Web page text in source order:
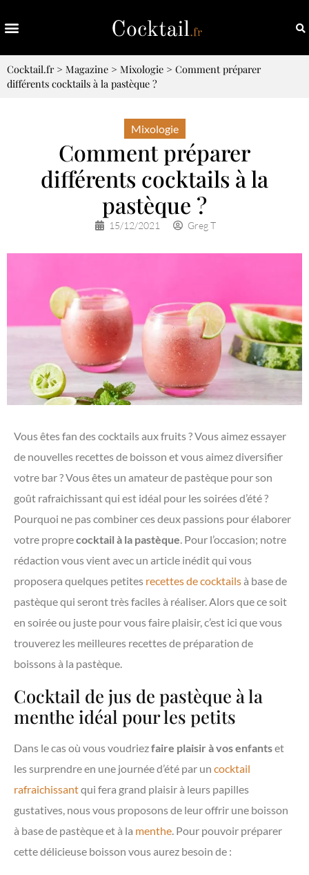
Cocktail.fr> Magazine > Mixologie > Comment préparer
différents cocktails à la pastèque ?
Mixologie
Comment préparer
différents cocktails à la
pastèque ?
15/12/2021 Greg T
Vous êtes fan des cocktails aux fruits ? Vous aimez essayer
de nouvelles recettes de boisson et vous aimez diversifier
votre bar ? Vous êtes un amateur de pastèque pour son
goût rafraichissant qui est idéal pour les soirées d’été ?
Pourquoi ne pas combiner ces deux passions pour élaborer
votre proprecocktail à la pastèque . Pour l’occasion; notre
rédaction vous vient avec un article inédit qui vous
proposera quelques petites recettes de cocktailsà base de
pastèque qui seront très faciles à réaliser. Alors que ce soit
en soirée ou juste pour vous faire plaisir, c’est ici que vous
trouverez les meilleures recettes de préparation de
boissons à la pastèque.
Cocktail de jus de pastèque à la
menthe idéal pour les petits
Dans le cas où vous voudriezfaire plaisir à vos enfantset
les surprendre en une journée d’été par un cocktail
rafraichissantqui fera grand plaisir à leurs papilles
gustatives, nous vous proposons de leur offrir une boisson
à base de pastèque et à la menthe . Pour pouvoir préparer
cette délicieuse boisson vous aurez besoin de :